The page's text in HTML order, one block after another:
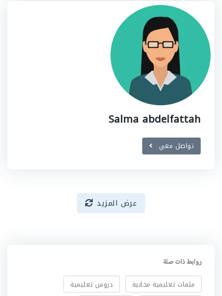
Salma abdelfattah
تواصل معي
عرض المزيد
روابط ذات صلة
ملفات تعليمية مجانية
دروس تعليمية